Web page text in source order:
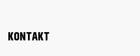
KONTAKT